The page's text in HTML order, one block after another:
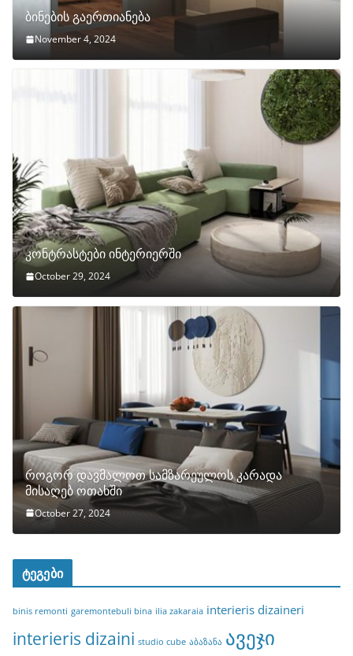
ბინების გაერთიანება
November 4, 2024
კონტრასტები ინტერიერში
October 29, 2024
როგორ დავმალოთ სამზარეულოს კარადა
მისაღებ ოთახში
October 27, 2024
ტეგები
binis remonti garemontebuli bina ilia zakaraia interieris dizaineri
interieris dizaini studio cube აბაზანა ავეჯი